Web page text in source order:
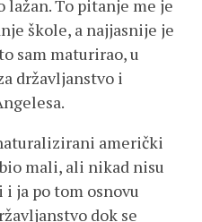
To pitanje me je
škole, a najjasnije je
sam maturirao, u
državljanstvo i
američki
mali, ali nikad nisu
ja po tom osnovu
dok se